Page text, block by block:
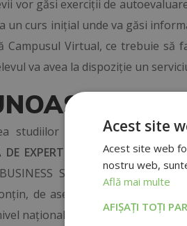
vor găsi exerciții de
un curs inițial unde va găsi
Campusul Virtual, ce trebuie să
va avea la dispoziție un
studiilor și trecerea testelor
DE EXPERT ÎN METODA
SCHOOL, susținută
de asemenea, ștampila
național și internațional.
Acest site
Acest site web
nostru web,
Află mai multe
AFIȘAȚI TOȚI